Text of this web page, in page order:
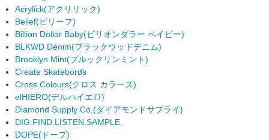
Acrylick(アクリリック)
Belief(ビリーフ)
Billion Dollar Baby(ビリオンダラー ベイビー)
BLKWD Denim(ブラックウッドデニム)
Brooklyn Mint(ブルックリンミント)
Create Skatebords
Cross Colours(クロス カラーズ)
elHIERO(デルハイエロ)
Diamond Supply Co. (ダイアモンドサプライ)
DIG.FIND.LISTEN.SAMPLE.
DOPE(ドープ)